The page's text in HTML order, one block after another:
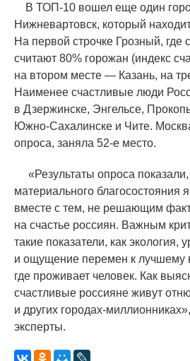
В ТОП-10 вошел еще один
Нижневартовск, который
На первой строчке Грозный, где
считают 80% горожан (индекс
на втором месте — Казань, на
Наименее счастливые люди
в Дзержинске, Энгельсе,
Южно-Сахалинске и Чите.
опроса, заняла 52-е место.
«Результаты опроса
материального благосостояния
вместе с тем, не решающим
на счастье россиян. Важным
такие показатели, как экология,
и ощущение перемен к лучшему
где проживает человек. Как
счастливые россияне живут
и других городах-
эксперты.